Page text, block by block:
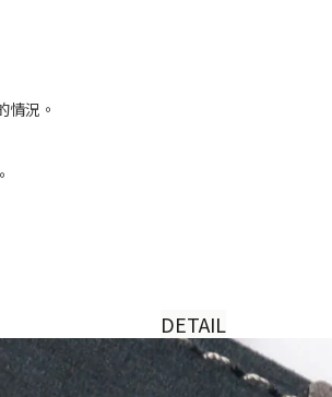
情況。
DETAIL